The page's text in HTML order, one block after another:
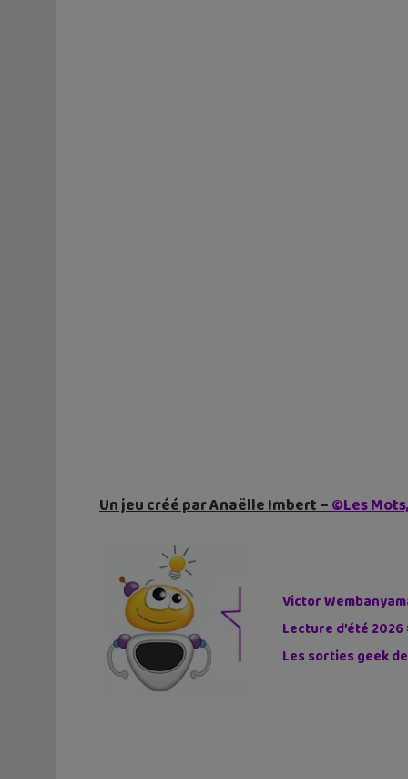
Un jeu créé par Anaëlle Imbert –©Les
Victor
Lecture d’été
Les sorties geek